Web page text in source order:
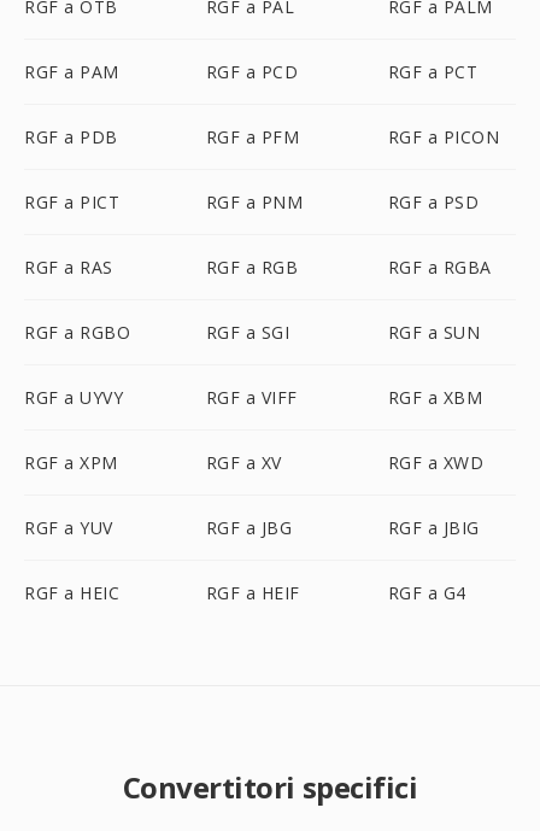
RGF a OTB RGF a PAL RGF a PALM
RGF a PAM RGF a PCD RGF a PCT
RGF a PDB RGF a PFM RGF a PICON
RGF a PICT RGF a PNM RGF a PSD
RGF a RAS RGF a RGB RGF a RGBA
RGF a RGBO RGF a SGI RGF a SUN
RGF a UYVY RGF a VIFF RGF a XBM
RGF a XPM RGF a XV RGF a XWD
RGF a YUV RGF a JBG RGF a JBIG
RGF a HEIC RGF a HEIF RGF a G4
Convertitori specifici